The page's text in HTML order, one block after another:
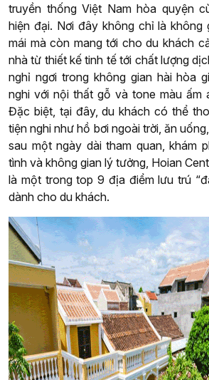
truyền thống Việt Nam hòa quyện
hiện đại. Nơi đây không chỉ là không
mái mà còn mang tới cho du khách
nhà từ thiết kế tinh tế tới chất lượng
nghỉ ngơi trong không gian hài hòa
nghi với nội thất gỗ và tone màu ấm
Đặc biệt, tại đây, du khách có thể
tiện nghi như hồ bơi ngoài trời, ăn
sau một ngày dài tham quan, khám
tình và không gian lý tưởng, Hoian
là một trong top 9 địa điểm lưu trú
dành cho du khách.